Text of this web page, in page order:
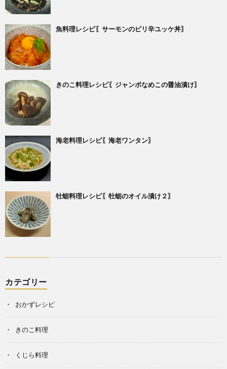
魚料理レシピ〖サーモンのピリ辛ユッケ丼〗
きのこ料理レシピ〖ジャンボなめこの醤油漬け〗
海老料理レシピ〖海老ワンタン〗
牡蛎料理レシピ〖牡蛎のオイル漬け２〗
カテゴリー
おかずレシピ
きのこ料理
くじら料理